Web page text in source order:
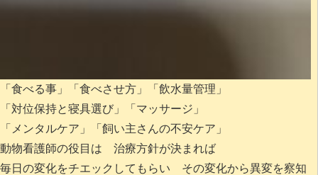
「食べる事」「食べさせ方」「飲水量管理」
「対位保持と寝具選び」「マッサージ」
「メンタルケア」「飼い主さんの不安ケア」
動物看護師の役目は 治療方針が決まれば
毎日の変化をチエックしてもらい その変化から異変を察知